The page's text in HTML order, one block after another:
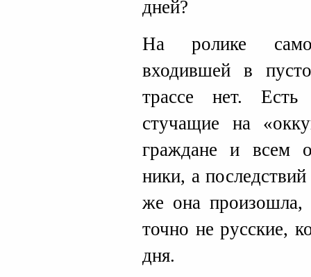
дней?
На ролике
входившей в
трассе нет.
стучащие на
граждане и всем
ники, а
же она
точно не русские,
дня.